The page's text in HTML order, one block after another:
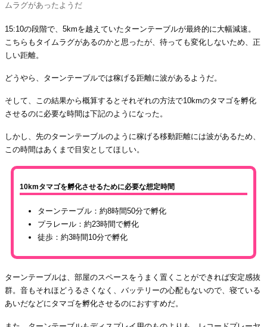
ムラグがあったようだ
15:10の段階で、5kmを越えていたターンテーブルが最終的に大幅減速。
こちらもタイムラグがあるのかと思ったが、待っても変化しないため、正
しい距離。
どうやら、ターンテーブルでは稼げる距離に波があるようだ。
そして、この結果から概算するとそれぞれの方法で10kmのタマゴを孵化
させるのに必要な時間は下記のようになった。
しかし、先のターンテーブルのように稼げる移動距離には波があるため、
この時間はあくまで目安としてほしい。
10kmタマゴを孵化させるために必要な想定時間
ターンテーブル：約8時間50分で孵化
プラレール：約23時間で孵化
徒歩：約3時間10分で孵化
ターンテーブルは、部屋のスペースをうまく置くことができれば安定感抜
群。音もそれほどうるさくなく、バッテリーの心配もないので、寝ている
あいだなどにタマゴを孵化させるのにおすすめだ。